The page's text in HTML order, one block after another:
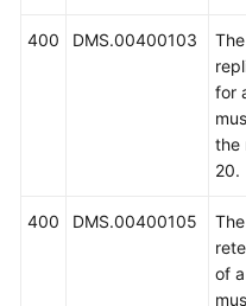
400 DMS.00400103
for
the
20.
400 DMS.00400105
of